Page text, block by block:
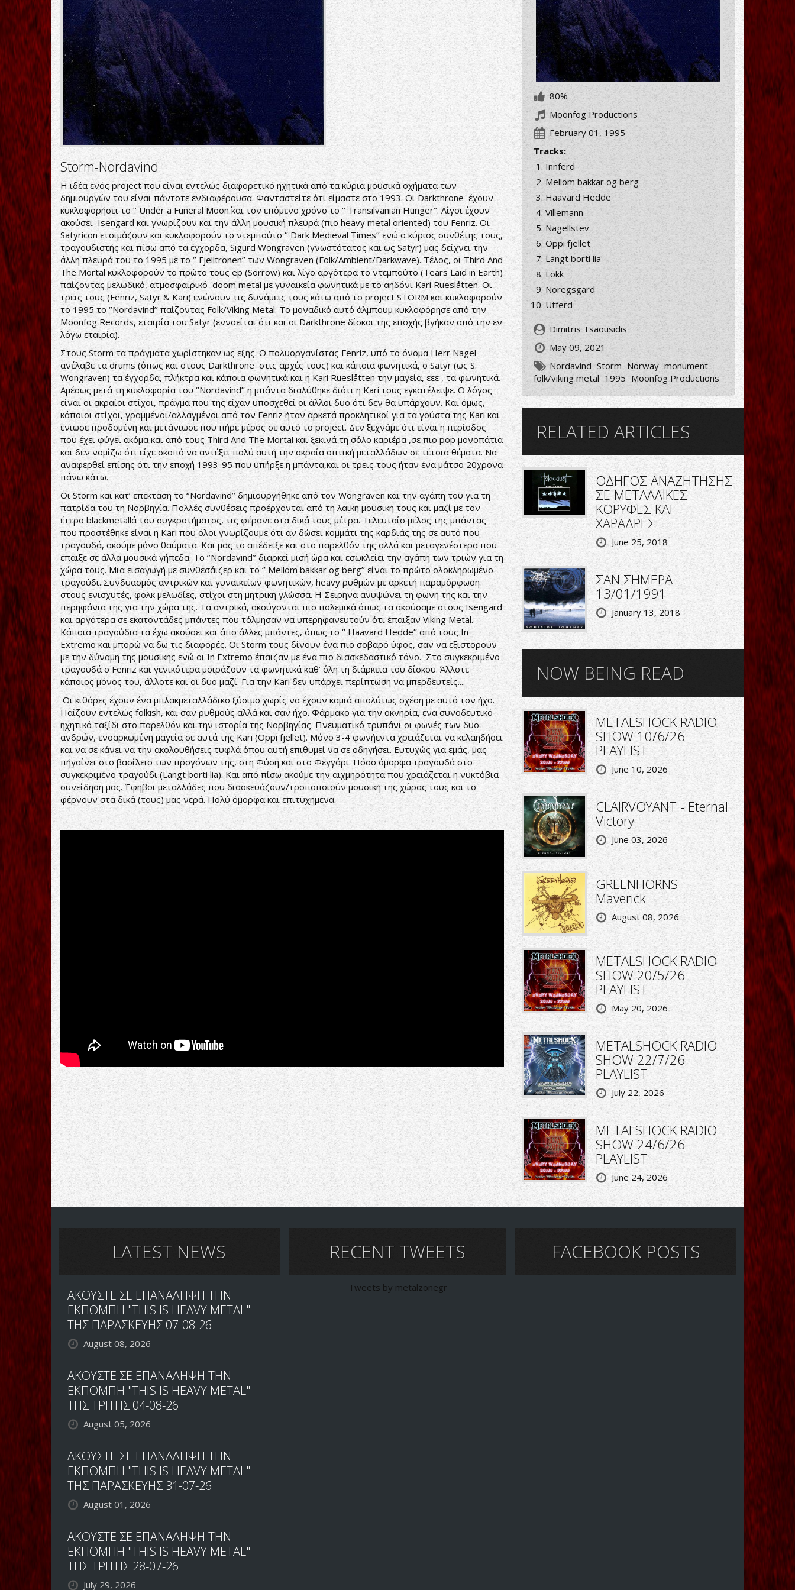
Storm-Nordavind
Η ιδέα ενός project που είναι εντελώς διαφορετικό ηχητικά από τα κύρια μουσικά οχήματα των
δημιουργών του είναι πάντοτε ενδιαφέρουσα. Φανταστείτε ότι είμαστε στο 1993. Οι Darkthrone έχουν
κυκλοφορήσει το ‘’ Under a Funeral Moon΄΄ και τον επόμενο χρόνο το ‘’ Transilvanian Hunger’’. Λίγοι έχουν
ακούσει Isengard και γνωρίζουν και την άλλη μουσική πλευρά (πιο heavy metal oriented) του Fenriz. Οι
Satyricon ετοιμάζουν και κυκλοφορούν το ντεμπούτο ‘’ Dark Medieval Times’’ ενώ ο κύριος συνθέτης τους,
τραγουδιστής και πίσω από τα έγχορδα, Sigurd Wongraven (γνωστότατος και ως Satyr) μας δείχνει την
άλλη πλευρά του το 1995 με το ‘’ Fjelltronen’’ των Wongraven (Folk/Ambient/Darkwave). Τέλος, οι Third And
The Mortal κυκλοφορούν το πρώτο τους ep (Sorrow) και λίγο αργότερα το ντεμπούτο (Tears Laid in Earth)
παίζοντας μελωδικό, ατμοσφαιρικό doom metal με γυναικεία φωνητικά με το αηδόνι Kari Rueslåtten. Οι
τρεις τους (Fenriz, Satyr & Kari) ενώνουν τις δυνάμεις τους κάτω από το project STORM και κυκλοφορούν
το 1995 το ‘’Nordavind’’ παίζοντας Folk/Viking Metal. Το μοναδικό αυτό άλμπουμ κυκλοφόρησε από την
Moonfog Records, εταιρία του Satyr (εννοείται ότι και οι Darkthrone δίσκοι της εποχής βγήκαν από την εν
λόγω εταιρία).
Στους Storm τα πράγματα χωρίστηκαν ως εξής. Ο πολυοργανίστας Fenriz, υπό το όνομα Herr Nagel
ανέλαβε τα drums (όπως και στους Darkthrone στις αρχές τους) και κάποια φωνητικά, ο Satyr (ως S.
Wongraven) τα έγχορδα, πλήκτρα και κάποια φωνητικά και η Kari Rueslåtten την μαγεία, εεε , τα φωνητικά.
Αμέσως μετά τη κυκλοφορία του ‘’Nordavind’’ η μπάντα διαλύθηκε διότι η Kari τους εγκατέλειψε. Ο λόγος
είναι οι ακραίοι στίχοι, πράγμα που της είχαν υποσχεθεί οι άλλοι δυο ότι δεν θα υπάρχουν. Και όμως,
κάποιοι στίχοι, γραμμένοι/αλλαγμένοι από τον Fenriz ήταν αρκετά προκλητικοί για τα γούστα της Kari και
ένιωσε προδομένη και μετάνιωσε που πήρε μέρος σε αυτό το project. Δεν ξεχνάμε ότι είναι η περίοδος
που έχει φύγει ακόμα και από τους Third And The Mortal και ξεκινά τη σόλο καριέρα ,σε πιο pop μονοπάτια
και δεν νομίζω ότι είχε σκοπό να αντέξει πολύ αυτή την ακραία οπτική μεταλλάδων σε τέτοια θέματα. Να
αναφερθεί επίσης ότι την εποχή 1993-95 που υπήρξε η μπάντα,και οι τρεις τους ήταν ένα μάτσο 20χρονα
πάνω κάτω.
Οι Storm και κατ’ επέκταση το ‘’Nordavind’’ δημιουργήθηκε από τον Wongraven και την αγάπη του για τη
πατρίδα του τη Νορβηγία. Πολλές συνθέσεις προέρχονται από τη λαική μουσική τους και μαζί με τον
έτερο blackmetallά του συγκροτήματος, τις φέρανε στα δικά τους μέτρα. Τελευταίο μέλος της μπάντας
που προστέθηκε είναι η Kari που όλοι γνωρίζουμε ότι αν δώσει κομμάτι της καρδιάς της σε αυτό που
τραγουδά, ακούμε μόνο θαύματα. Και μας το απέδειξε και στο παρελθόν της αλλά και μεταγενέστερα που
έπαιξε σε άλλα μουσικά γήπεδα. Το ‘’Nordavind’’ διαρκεί μισή ώρα και εσωκλείει την αγάπη των τριών για τη
χώρα τους. Μια εισαγωγή με συνθεσάιζερ και το ‘’ Mellom bakkar og berg’’ είναι το πρώτο ολοκληρωμένο
τραγούδι. Συνδυασμός αντρικών και γυναικείων φωνητικών, heavy ρυθμών με αρκετή παραμόρφωση
στους ενισχυτές, φολκ μελωδίες, στίχοι στη μητρική γλώσσα. Η Σειρήνα ανυψώνει τη φωνή της και την
περηφάνια της για την χώρα της. Τα αντρικά, ακούγονται πιο πολεμικά όπως τα ακούσαμε στους Isengard
και αργότερα σε εκατοντάδες μπάντες που τόλμησαν να υπερηφανευτούν ότι έπαιξαν Viking Metal.
Κάποια τραγούδια τα έχω ακούσει και άπο άλλες μπάντες, όπως το ‘’ Haavard Hedde’’ από τους In
Extremo και μπορώ να δω τις διαφορές. Οι Storm τους δίνουν ένα πιο σοβαρό ύφος, σαν να εξιστορούν
με την δύναμη της μουσικής ενώ οι In Extremo έπαιζαν με ένα πιο διασκεδαστικό τόνο. Στο συγκεκριμένο
τραγουδά ο Fenriz και γενικότερα μοιράζουν τα φωνητικά καθ’ όλη τη διάρκεια του δίσκου. Άλλοτε
κάποιος μόνος του, άλλοτε και οι δυο μαζί. Για την Kari δεν υπάρχει περίπτωση να μπερδευτείς....
Οι κιθάρες έχουν ένα μπλακμεταλλάδικο ξύσιμο χωρίς να έχουν καμιά απολύτως σχέση με αυτό τον ήχο.
Παίζουν εντελώς folkish, και σαν ρυθμούς αλλά και σαν ήχο. Φάρμακο για την οκνηρία, ένα συνοδευτικό
ηχητικό ταξίδι στο παρελθόν και την ιστορία της Νορβηγίας. Πνευματικό τρυπάνι οι φωνές των δυο
ανδρών, ενσαρκωμένη μαγεία σε αυτά της Kari (Oppi fjellet). Μόνο 3-4 φωνήεντα χρειάζεται να κελαηδήσει
και να σε κάνει να την ακολουθήσεις τυφλά όπου αυτή επιθυμεί να σε οδηγήσει. Ευτυχώς για εμάς, μας
πήγαίνει στο βασίλειο των προγόνων της, στη Φύση και στο Φεγγάρι. Πόσο όμορφα τραγουδά στο
συγκεκριμένο τραγούδι (Langt borti lia). Και από πίσω ακούμε την αιχμηρότητα που χρειάζεται η νυκτόβια
συνείδηση μας. Έφηβοι μεταλλάδες που διασκευάζουν/τροποποιούν μουσική της χώρας τους και το
φέρνουν στα δικά (τους) μας νερά. Πολύ όμορφα και επιτυχημένα.
80%
Moonfog Productions
February 01, 1995
Tracks:
Innferd
Mellom bakkar og berg
Haavard Hedde
Villemann
Nagellstev
Oppi fjellet
Langt borti lia
Lokk
Noregsgard
Utferd
Dimitris Tsaousidis
May 09, 2021
Nordavind Storm Norway monument
folk/viking metal 1995 Moonfog Productions
RELATED ARTICLES
ΟΔΗΓΟΣ ΑΝΑΖΗΤΗΣΗΣ
ΣΕ ΜΕΤΑΛΛΙΚΕΣ
ΚΟΡΥΦΕΣ ΚΑΙ
ΧΑΡΑΔΡΕΣ
June 25, 2018
ΣΑΝ ΣΗΜΕΡΑ
13/01/1991
January 13, 2018
NOW BEING READ
METALSHOCK RADIO
SHOW 10/6/26
PLAYLIST
June 10, 2026
CLAIRVOYANT - Eternal
Victory
June 03, 2026
GREENHORNS -
Maverick
August 08, 2026
METALSHOCK RADIO
SHOW 20/5/26
PLAYLIST
May 20, 2026
METALSHOCK RADIO
SHOW 22/7/26
PLAYLIST
July 22, 2026
METALSHOCK RADIO
SHOW 24/6/26
PLAYLIST
June 24, 2026
LATEST NEWS
ΑΚΟΥΣΤΕ ΣΕ ΕΠΑΝΑΛΗΨΗ ΤΗΝ
ΕΚΠΟΜΠΗ "THIS IS HEAVY METAL"
ΤΗΣ ΠΑΡΑΣΚΕΥΗΣ 07-08-26
August 08, 2026
ΑΚΟΥΣΤΕ ΣΕ ΕΠΑΝΑΛΗΨΗ ΤΗΝ
ΕΚΠΟΜΠΗ "THIS IS HEAVY METAL"
ΤΗΣ ΤΡΙΤΗΣ 04-08-26
August 05, 2026
ΑΚΟΥΣΤΕ ΣΕ ΕΠΑΝΑΛΗΨΗ ΤΗΝ
ΕΚΠΟΜΠΗ "THIS IS HEAVY METAL"
ΤΗΣ ΠΑΡΑΣΚΕΥΗΣ 31-07-26
August 01, 2026
ΑΚΟΥΣΤΕ ΣΕ ΕΠΑΝΑΛΗΨΗ ΤΗΝ
ΕΚΠΟΜΠΗ "THIS IS HEAVY METAL"
ΤΗΣ ΤΡΙΤΗΣ 28-07-26
July 29, 2026
RECENT TWEETS
Tweets by metalzonegr
FACEBOOK POSTS